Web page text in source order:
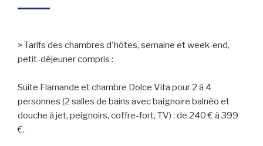
> Tarifs des chambres d'hôtes, semaine et week-end,
petit-déjeuner compris :
Suite Flamande et chambre Dolce Vita pour 2 à 4
personnes (2 salles de bains avec baignoire balnéo et
douche à jet, peignoirs, coffre-fort, TV) : de 240 € à 399
€.